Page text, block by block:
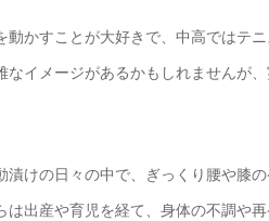
動かすことが大好きで、中高ではテ
なイメージがあるかもしれませんが
漬けの日々の中で、ぎっくり腰や膝
は出産や育児を経て、身体の不調や